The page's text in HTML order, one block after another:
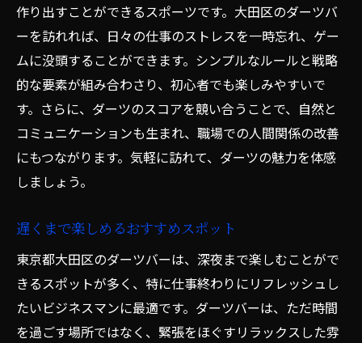
作り出すことができるスポーツです。大田区のダーツバ
ーを訪れれば、日々の仕事のストレスを一時忘れ、ゲー
ムに没頭することができます。シンプルなルールと戦略
的な要素が組み合わさり、初心者でも楽しみやすいで
す。さらに、ダーツのスコアを競い合うことで、自然と
コミュニケーションも生まれ、職場での人間関係の改善
にもつながります。気軽に訪れて、ダーツの魅力を体感
しましょう。
遅くまで楽しめるおすすめスポット
東京都大田区のダーツバーは、深夜まで楽しむことがで
きるスポットが多く、特に仕事終わりにリフレッシュし
たいビジネスマンに最適です。ダーツバーは、ただ時間
を過ごす場所ではなく、緊張をほぐすリラックスした雰